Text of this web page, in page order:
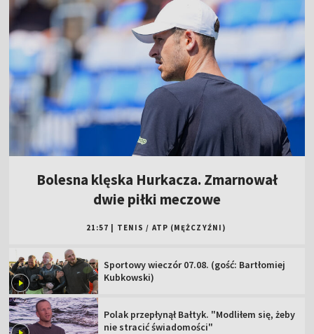
Bolesna klęska Hurkacza. Zmarnował
dwie piłki meczowe
21:57 TENIS / ATP (MĘŻCZYŹNI)
Sportowy wieczór 07.08. (gość: Bartłomiej
Kubkowski)
Polak przepłynął Bałtyk. "Modliłem się, żeby
nie stracić świadomości"